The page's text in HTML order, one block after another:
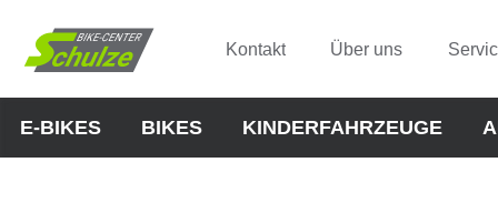
Kontakt Über uns
E-BIKES BIKES KINDERFAHRZEUGE